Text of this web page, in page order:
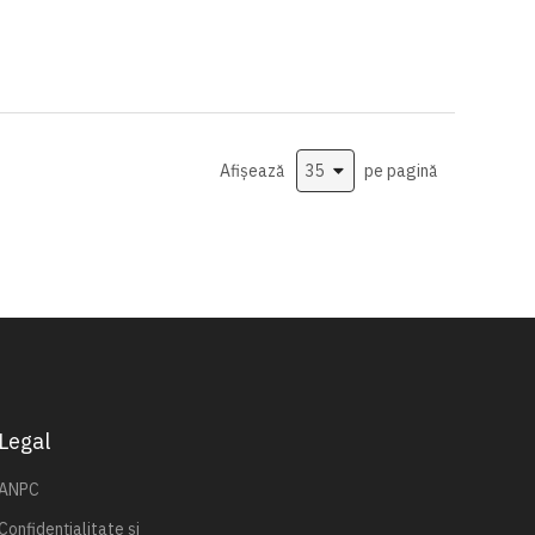
Afișează
pe pagină
Legal
Confidențialitate și